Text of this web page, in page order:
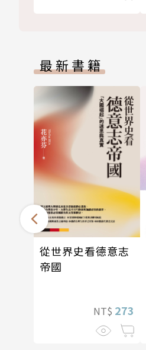
最新書籍
從世界史看德意志
帝國
NT$ 273